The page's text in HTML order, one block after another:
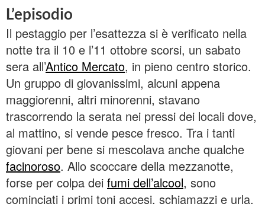
L’episodio
Il pestaggio per l’esattezza si è verificato nella
notte tra il 10 e l’11 ottobre scorsi, un sabato
sera all’Antico Mercato, in pieno centro storico.
Un gruppo di giovanissimi, alcuni appena
maggiorenni, altri minorenni, stavano
trascorrendo la serata nei pressi dei locali dove,
al mattino, si vende pesce fresco. Tra i tanti
giovani per bene si mescolava anche qualche
facinoroso. Allo scoccare della mezzanotte,
forse per colpa dei fumi dell’alcool, sono
cominciati i primi toni accesi, schiamazzi e urla.